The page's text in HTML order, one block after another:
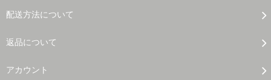
配送方法について
返品について
アカウント